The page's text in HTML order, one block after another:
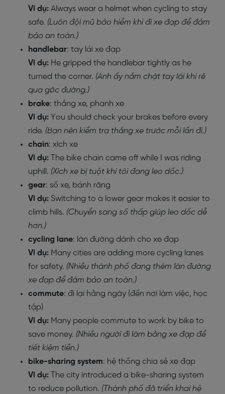
Ví dụ: Always wear a helmet when cycling to stay
safe. (Luôn đội mũ bảo hiểm khi đi xe đạp để đảm
bảo an toàn.)
handlebar: tay lái xe đạp
Ví dụ: He gripped the handlebar tightly as he
turned the corner. (Anh ấy nắm chặt tay lái khi rẽ
qua góc đường.)
brake: thắng xe, phanh xe
Ví dụ: You should check your brakes before every
ride. (Bạn nên kiểm tra thắng xe trước mỗi lần đi.)
chain: xích xe
Ví dụ: The bike chain came off while I was riding
uphill. (Xích xe bị tuột khi tôi đang leo dốc.)
gear: số xe, bánh răng
Ví dụ: Switching to a lower gear makes it easier to
climb hills. (Chuyển sang số thấp giúp leo dốc dễ
hơn.)
cycling lane: làn đường dành cho xe đạp
Ví dụ: Many cities are adding more cycling lanes
for safety. (Nhiều thành phố đang thêm làn đường
xe đạp để đảm bảo an toàn.)
commute: đi lại hằng ngày (đến nơi làm việc, học
tập)
Ví dụ: Many people commute to work by bike to
save money. (Nhiều người đi làm bằng xe đạp để
tiết kiệm tiền.)
bike-sharing system: hệ thống chia sẻ xe đạp
Ví dụ: The city introduced a bike-sharing system
to reduce pollution. (Thành phố đã triển khai hệ